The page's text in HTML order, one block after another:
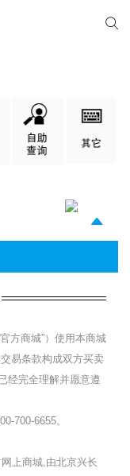
方商城”）使用本商城
易条款构成双方买卖
经完全理解并愿意遵
700-6655。
上商城,由北京兴长